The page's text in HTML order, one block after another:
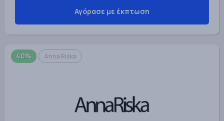
Αγόρασε με έκπτωση
40% Anna Riska